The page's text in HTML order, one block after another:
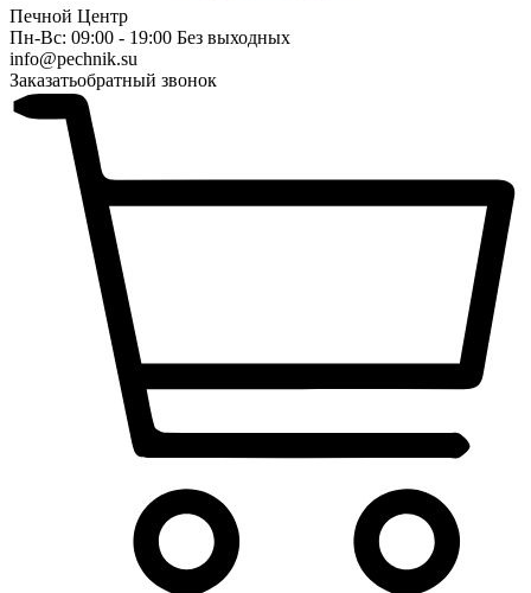
Печной Центр
Пн-Вс: 09:00 - 19:00 Без выходных
info@pechnik.su
Заказатьобратный звонок